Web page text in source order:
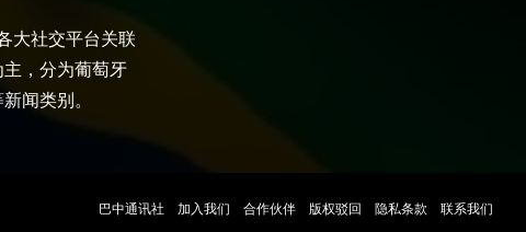
大社交平台关联
，分为葡萄牙
闻类别。
巴中通讯社 加入我们 合作伙伴 版权驳回 隐私条款 联系我们